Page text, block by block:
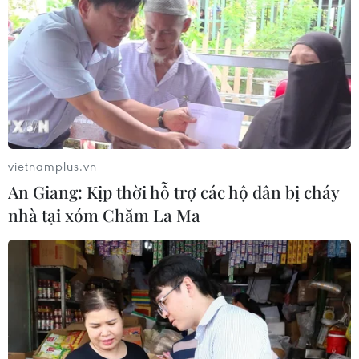
mạc Triển lãm 50 năm quan hệ ngoại
giao Việt Nam-Thái Lan
06/08/2026 05:48
Hà Nội: 'Đánh thức' di sản văn hóa,
mở đường cho sáng tạo
06/08/2026 04:25
Quảng Trị bảo tồn di tích và hệ thống
mạch nước ngầm ở 14 giếng cổ xã
Cồn Tiên
06/08/2026 03:01
Phát động Cuộc thi Sáng tạo Video
vietnamplus.vn
An Giang: Kịp thời hỗ trợ các hộ dân bị cháy
nhà tại xóm Chăm La Ma